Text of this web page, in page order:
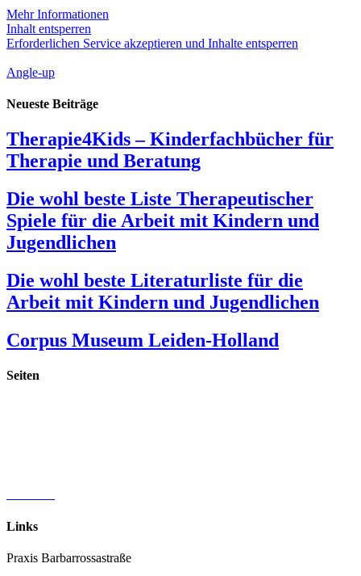
Mehr Informationen
Inhalt entsperren
Erforderlichen Service akzeptieren und Inhalte entsperren
Angle-up
Neueste Beiträge
Therapie4Kids – Kinderfachbücher für
Therapie und Beratung
Die wohl beste Liste Therapeutischer
Spiele für die Arbeit mit Kindern und
Jugendlichen
Die wohl beste Literaturliste für die
Arbeit mit Kindern und Jugendlichen
Corpus Museum Leiden-Holland
Seiten
Links
Praxis Barbarrossastraße